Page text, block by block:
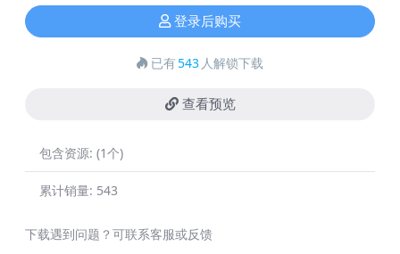
登录后购买
已有543 人解锁下载
查看预览
包含资源: (1个)
累计销量: 543
下载遇到问题？可联系客服或反馈